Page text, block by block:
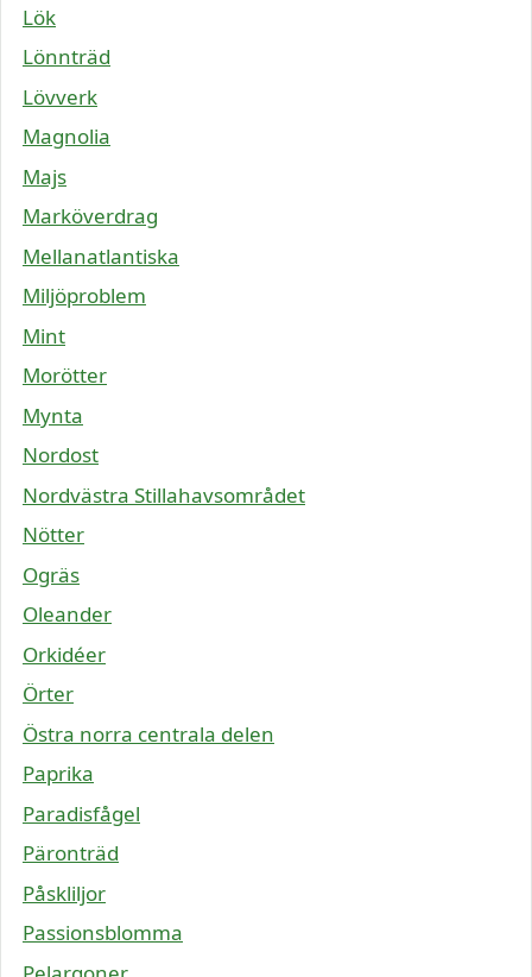
Lök
Lönnträd
Lövverk
Magnolia
Majs
Marköverdrag
Mellanatlantiska
Miljöproblem
Mint
Morötter
Mynta
Nordost
Nordvästra Stillahavsområdet
Nötter
Ogräs
Oleander
Orkidéer
Örter
Östra norra centrala delen
Paprika
Paradisfågel
Päronträd
Påskliljor
Passionsblomma